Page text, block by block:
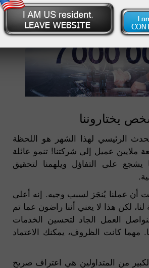
الرئيسي لهذا الشهر هو اللحظة
ملايين عميل إلى شركتنا! تنمو عائلة
يشجع على التفاؤل ويلهمنا لتحقيق
أن عملنا يُنجَز لسبب وجيه. إنه أعلى
لكن هذا لا يعني أننا راضون عما تم
العمل الجاد لتحسين الخدمات
مهما كانت الظروف، يمكنك الاعتماد
من المتداولين هي اعتراف صريح